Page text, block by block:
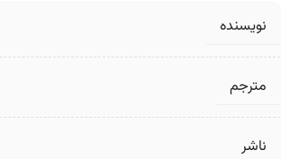
نویسنده
مترجم
ناشر